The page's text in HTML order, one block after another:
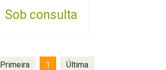
Sob consulta
Primeira 1 Última